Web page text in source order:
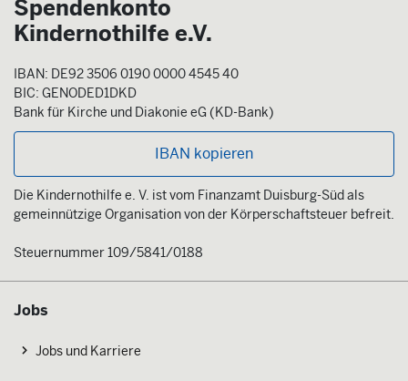
Spendenkonto
Kindernothilfe e.V.
IBAN: DE92 3506 0190 0000 4545 40
BIC: GENODED1DKD
Bank für Kirche und Diakonie eG (KD-Bank)
IBAN kopieren
Die Kindernothilfe e. V. ist vom Finanzamt Duisburg-Süd als
gemeinnützige Organisation von der Körperschaftsteuer befreit.
Steuernummer 109/5841/0188
Jobs
Jobs und Karriere